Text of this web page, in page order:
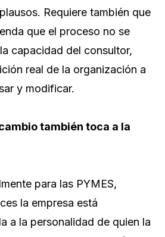
Requiere también que
que el proceso no se
capacidad del consultor,
real de la organización a
y modificar.
también toca a la
para las PYMES,
la empresa está
a la personalidad de quien la